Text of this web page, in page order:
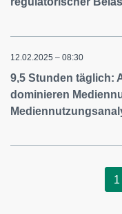
12.02.2025 – 08:30
9,5 Stunden täglich:
dominieren
1